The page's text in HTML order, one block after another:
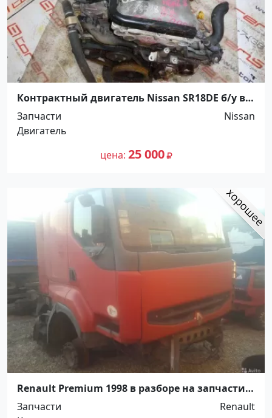
Контрактный двигатель Nissan SR18DE б/у в
Ростове-на-Дону Ростов
Запчасти
Nissan
Двигатель
цена 25 000
Renault Premium 1998 в разборе на запчасти
ст. Новотитаровская
Запчасти
Renault